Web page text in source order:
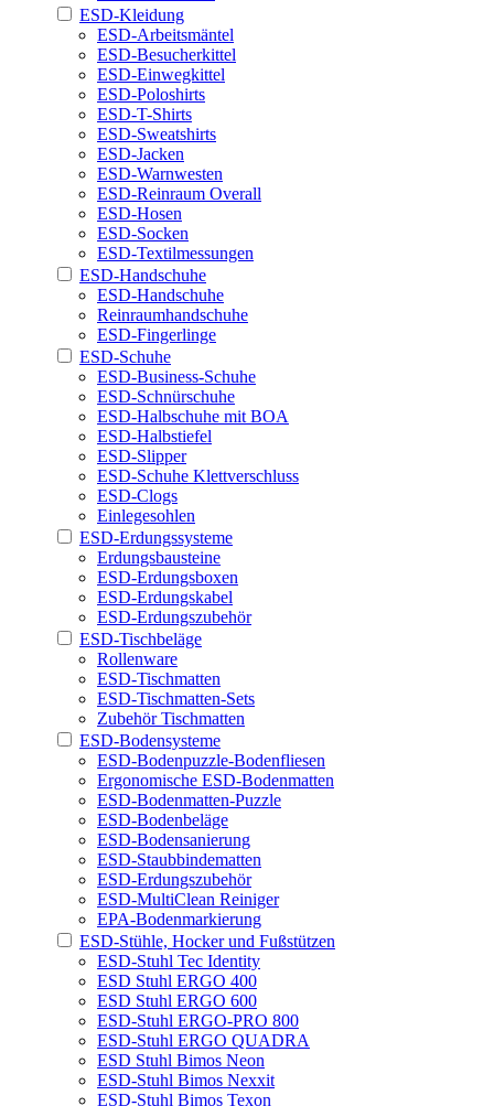
ESD-Kleidung
ESD-Arbeitsmäntel
ESD-Besucherkittel
ESD-Einwegkittel
ESD-Poloshirts
ESD-T-Shirts
ESD-Sweatshirts
ESD-Jacken
ESD-Warnwesten
ESD-Reinraum Overall
ESD-Hosen
ESD-Socken
ESD-Textilmessungen
ESD-Handschuhe
ESD-Handschuhe
Reinraumhandschuhe
ESD-Fingerlinge
ESD-Schuhe
ESD-Business-Schuhe
ESD-Schnürschuhe
ESD-Halbschuhe mit BOA
ESD-Halbstiefel
ESD-Slipper
ESD-Schuhe Klettverschluss
ESD-Clogs
Einlegesohlen
ESD-Erdungssysteme
Erdungsbausteine
ESD-Erdungsboxen
ESD-Erdungskabel
ESD-Erdungszubehör
ESD-Tischbeläge
Rollenware
ESD-Tischmatten
ESD-Tischmatten-Sets
Zubehör Tischmatten
ESD-Bodensysteme
ESD-Bodenpuzzle-Bodenfliesen
Ergonomische ESD-Bodenmatten
ESD-Bodenmatten-Puzzle
ESD-Bodenbeläge
ESD-Bodensanierung
ESD-Staubbindematten
ESD-Erdungszubehör
ESD-MultiClean Reiniger
EPA-Bodenmarkierung
ESD-Stühle, Hocker und Fußstützen
ESD-Stuhl Tec Identity
ESD Stuhl ERGO 400
ESD Stuhl ERGO 600
ESD-Stuhl ERGO-PRO 800
ESD-Stuhl ERGO QUADRA
ESD Stuhl Bimos Neon
ESD-Stuhl Bimos Nexxit
ESD-Stuhl Bimos Texon